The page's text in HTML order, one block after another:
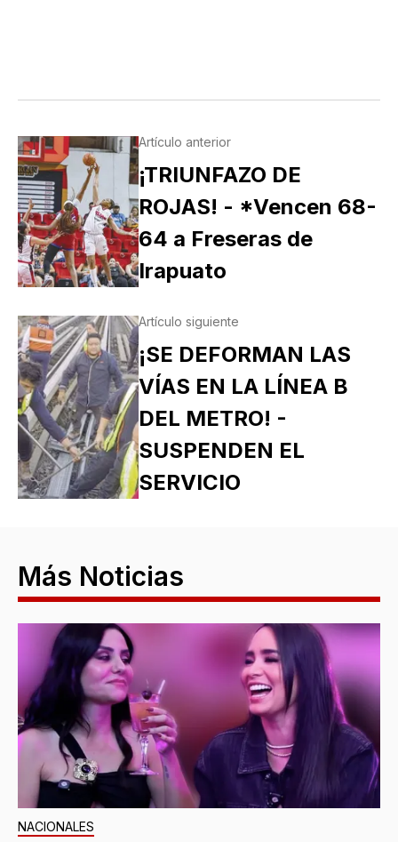
Artículo anterior
¡TRIUNFAZO DE
ROJAS! - *Vencen 68-
64 a Freseras de
Irapuato
Artículo siguiente
¡SE DEFORMAN LAS
VÍAS EN LA LÍNEA B
DEL METRO! -
SUSPENDEN EL
SERVICIO
Más Noticias
NACIONALES